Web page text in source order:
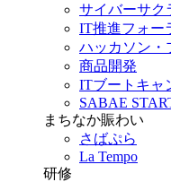
サイバーサク
IT推進フォー
ハッカソン・
商品開発
ITブートキャ
SABAE
まちなか賑わい
さばぷら
La Tempo
研修